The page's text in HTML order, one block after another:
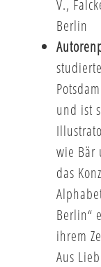
V.,
Berlin
und ist
wie Bär
das
Berlin“
ihrem
Aus